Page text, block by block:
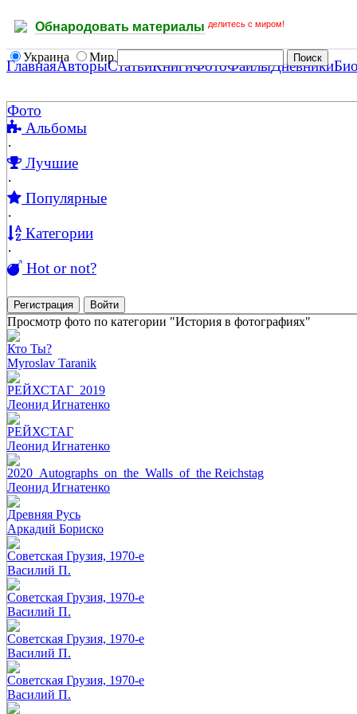
Обнародовать материалы делитесь с миром!
Украина Мир
ГлавнаяАвторыСтатьиКнигиФотоФайлыДневники
Фото
Альбомы
·
Лучшие
·
Популярные
·
Категории
·
Hot or not?
Регистрация Войти
Просмотр фото по категории "История в фотографиях"
Кто Ты?
Myroslav Taranik
РЕЙХСТАГ_2019
Леонид Игнатенко
РЕЙХСТАГ
Леонид Игнатенко
2020_Autographs_on_the_Walls_of_the Reichstag
Леонид Игнатенко
Древняя Русь
Аркадий Бориско
Советская Грузия, 1970-е
Василий П.
Советская Грузия, 1970-е
Василий П.
Советская Грузия, 1970-е
Василий П.
Советская Грузия, 1970-е
Василий П.